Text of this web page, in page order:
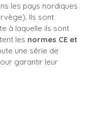
les pays nordiques
Ils sont
à laquelle ils sont
les normes CE et
une série de
garantir leur